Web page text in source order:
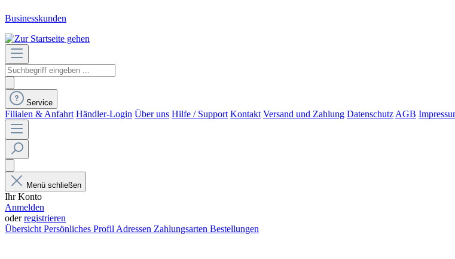
Businesskunden
Service
Filialen & Anfahrt Händler-Login Über uns Hilfe / Support Kontakt Versand und Zahlung DatenschutzAGB
Menü schließen
Ihr Konto
Anmelden
oderregistrieren
ÜbersichtPersönliches ProfilAdressen Zahlungsarten Bestellungen